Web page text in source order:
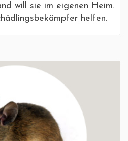
will sie im eigenen Heim.
helfen.